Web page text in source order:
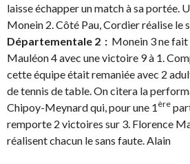
laisse échapper un match à sa portée.
Monein 2. Côté Pau, Cordier réalise le
Départementale 2 : Monein 3 ne fait
Mauléon 4 avec une victoire 9 à 1.
cette équipe était remaniée avec 2
de tennis de table. On citera la
Chipoy-Meynard qui, pour une 1 ère
remporte 2 victoires sur 3. Florence
réalisent chacun le sans faute. Alain